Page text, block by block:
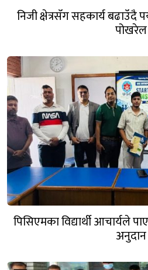
निजी क्षेत्रसँग सहकार्य बढाउँदै
पोखरेल
पिसिएमका विद्यार्थी आचार्यले
अनुदान